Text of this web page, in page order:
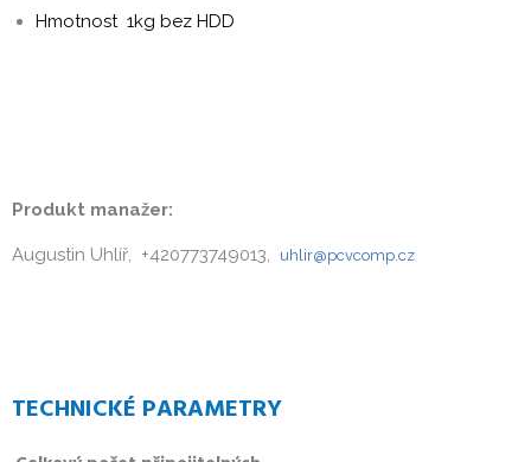
Hmotnost 1kg bez HDD
Produkt manažer:
Augustin Uhlíř, +420773749013, uhlir@pcvcomp.cz
TECHNICKÉ PARAMETRY